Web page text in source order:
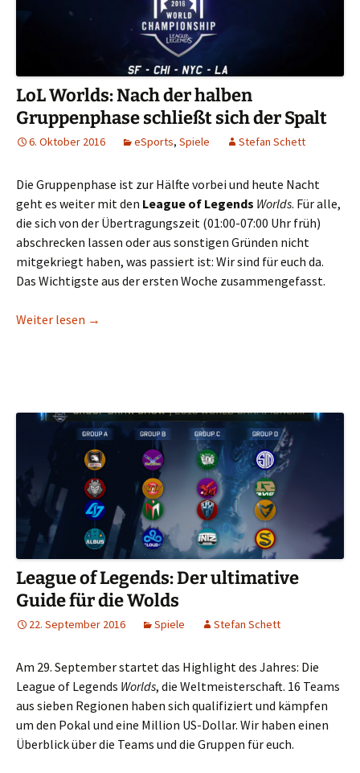
LoL Worlds: Nach der halben
Gruppenphase schließt sich der Spalt
6. Oktober 2016 eSports, Spiele Stefan Schett
Die Gruppenphase ist zur Hälfte vorbei und heute Nacht
geht es weiter mit den League of Legends Worlds. Für alle,
die sich von der Übertragungszeit (01:00-07:00 Uhr früh)
abschrecken lassen oder aus sonstigen Gründen nicht
mitgekriegt haben, was passiert ist: Wir sind für euch da.
Das Wichtigste aus der ersten Woche zusammengefasst.
Weiter lesen LoL Worlds: Nach der halben Gruppenphase
→
League of Legends: Der ultimative
Guide für die Wolds
22. September 2016 Spiele Stefan Schett
Am 29. September startet das Highlight des Jahres: Die
League of Legends Worlds, die Weltmeisterschaft. 16 Teams
aus sieben Regionen haben sich qualifiziert und kämpfen
um den Pokal und eine Million US-Dollar. Wir haben einen
Überblick über die Teams und die Gruppen für euch.